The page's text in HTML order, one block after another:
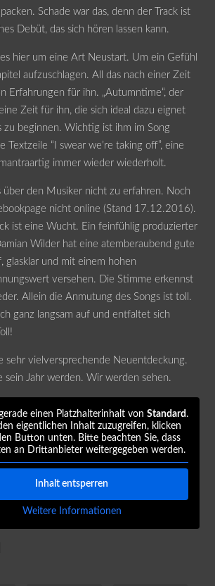
Schade war das, denn der Track ist
Debüt, das sich hören lassen kann.
hier um eine Art Neustart. Um ein Gefühl
aufzuschlagen. All das nach einer Zeit
Erfahrungen für ihn. „Autumntime“, der
Zeit für ihn, die sich ideal dazu eignet
zu beginnen. Wichtig ist ihm im Song
Textzeile “I swear we’re taking off”, eine
immer wieder wiederholt.
über den Musiker nicht zu erfahren. Noch
nicht online (Stand 17.12.2016).
ist eine Wucht. Ein feinfühlig produzierter
Wilder hat eine atemberaubend gute
glasklar und mit einem hohen
versehen. Die Stimme erkennst
Allein die Anmutung des Songs ist toll.
ganz langsam auf und entfaltet sich
sehr vielversprechende Neuentdeckung.
sein Jahr werden. Wir werden sehen.
einen Platzhalterinhalt von Standard .
eigentlichen Inhalt zuzugreifen, klicken
Button unten. Bitte beachten Sie, dass
an Drittanbieter weitergegeben werden.
Inhalt entsperren
Weitere Informationen